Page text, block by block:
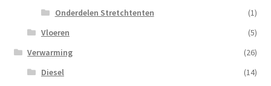
Onderdelen Stretchtenten
(1)
Vloeren
(5)
Verwarming
(26)
Diesel
(14)